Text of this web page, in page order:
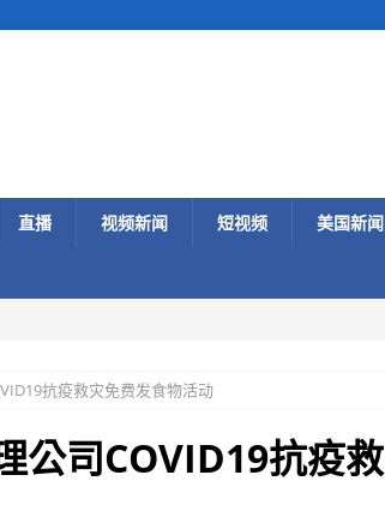
直播 视频新闻 短视频 美国新闻
抗疫救灾免费发食物活动
公司COVID19抗疫救